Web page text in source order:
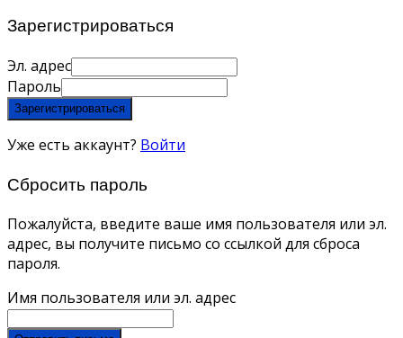
Зарегистрироваться
Эл. адрес
Пароль
Зарегистрироваться
Уже есть аккаунт? Войти
Сбросить пароль
Пожалуйста, введите ваше имя пользователя или эл.
адрес, вы получите письмо со ссылкой для сброса
пароля.
Имя пользователя или эл. адрес